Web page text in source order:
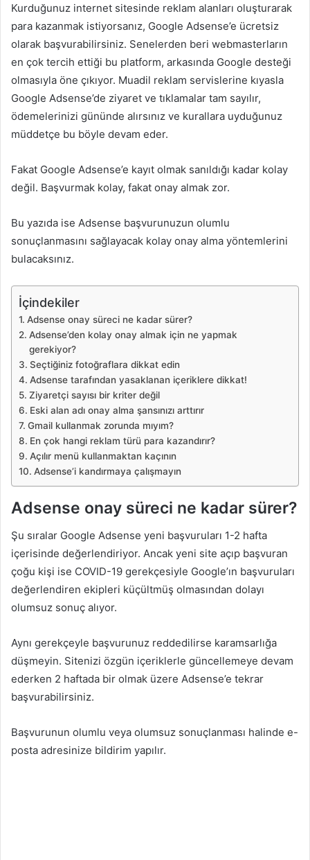
p
e
d
i
n
e
r
m
e
k
Kurduğunuz internet sitesinde reklam alanları oluşturarak
para kazanmak istiyorsanız, Google Adsense’e ücretsiz
olarak başvurabilirsiniz. Senelerden beri webmasterların
en çok tercih ettiği bu platform, arkasında Google desteği
olmasıyla öne çıkıyor. Muadil reklam servislerine kıyasla
Google Adsense’de ziyaret ve tıklamalar tam sayılır,
ödemelerinizi gününde alırsınız ve kurallara uyduğunuz
müddetçe bu böyle devam eder.
Fakat Google Adsense’e kayıt olmak sanıldığı kadar kolay
değil. Başvurmak kolay, fakat onay almak zor.
Bu yazıda ise Adsense başvurunuzun olumlu
sonuçlanmasını sağlayacak kolay onay alma yöntemlerini
bulacaksınız.
İçindekiler
Adsense onay süreci ne kadar sürer?
Adsense’den kolay onay almak için ne yapmak
gerekiyor?
Seçtiğiniz fotoğraflara dikkat edin
Adsense tarafından yasaklanan içeriklere dikkat!
Ziyaretçi sayısı bir kriter değil
Eski alan adı onay alma şansınızı arttırır
Gmail kullanmak zorunda mıyım?
En çok hangi reklam türü para kazandırır?
Açılır menü kullanmaktan kaçının
Adsense’i kandırmaya çalışmayın
Adsense onay süreci ne kadar sürer?
Şu sıralar Google Adsense yeni başvuruları 1-2 hafta
içerisinde değerlendiriyor. Ancak yeni site açıp başvuran
çoğu kişi ise COVID-19 gerekçesiyle Google’ın başvuruları
değerlendiren ekipleri küçültmüş olmasından dolayı
olumsuz sonuç alıyor.
Aynı gerekçeyle başvurunuz reddedilirse karamsarlığa
düşmeyin. Sitenizi özgün içeriklerle güncellemeye devam
ederken 2 haftada bir olmak üzere Adsense’e tekrar
başvurabilirsiniz.
Başvurunun olumlu veya olumsuz sonuçlanması halinde e-
posta adresinize bildirim yapılır.